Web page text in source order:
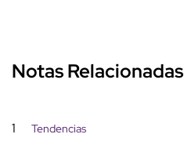
Notas Relacionadas
1 Tendencias